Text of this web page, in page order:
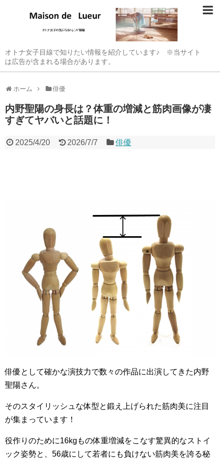
オトナ女子目線で知りたい情報を紹介しています♪ ※当サイト
は広告が含まれる場合があります。
ホーム 俳優
内野聖陽の身長は？体重の増減と筋肉画像が凄
すぎてヤバいと話題に！
2025/4/20 2026/7/7 俳優
俳優として確かな演技力で数々の作品に出演してきた内野
聖陽さん。
そのスタイリッシュな体型と鍛え上げられた筋肉美に注目
が集まっています！
役作りのために16kgもの体重増減をこなす驚異的なストイ
ック姿勢と、56歳にして若者にも負けない筋肉美を誇る秘